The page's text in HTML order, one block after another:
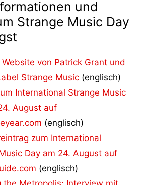
und
Strange Music Day
von Patrick Grant und
Strange Music (englisch)
International Strange Music
August auf
(englisch)
zum International
Day am 24. August auf
(englisch)